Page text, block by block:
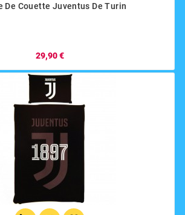
De Couette Juventus De Turin
29,90 €